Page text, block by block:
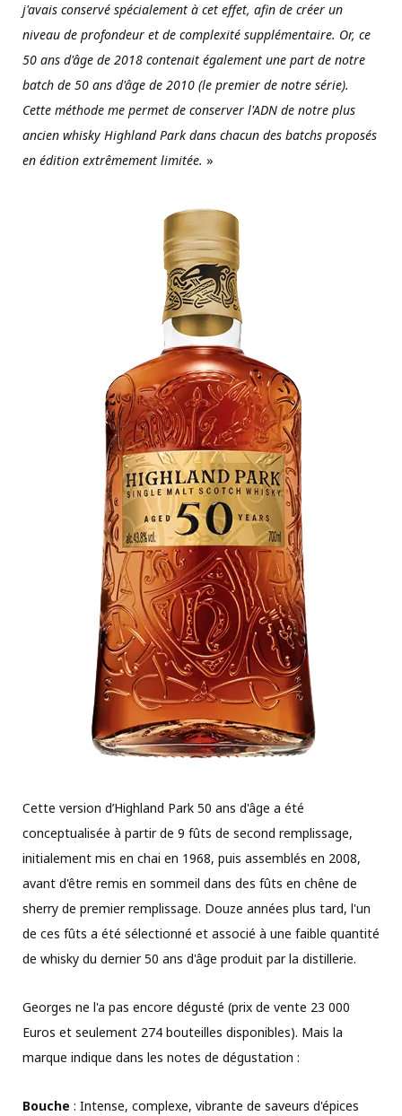
j'avais conservé spécialement à cet effet, afin de créer un
niveau de profondeur et de complexité supplémentaire. Or, ce
50 ans d'âge de 2018 contenait également une part de notre
batch de 50 ans d'âge de 2010 (le premier de notre série).
Cette méthode me permet de conserver l'ADN de notre plus
ancien whisky Highland Park dans chacun des batchs proposés
en édition extrêmement limitée. »
Cette version d’Highland Park 50 ans d'âge a été
conceptualisée à partir de 9 fûts de second remplissage,
initialement mis en chai en 1968, puis assemblés en 2008,
avant d'être remis en sommeil dans des fûts en chêne de
sherry de premier remplissage. Douze années plus tard, l'un
de ces fûts a été sélectionné et associé à une faible quantité
de whisky du dernier 50 ans d'âge produit par la distillerie.
Georges ne l'a pas encore dégusté (prix de vente 23 000
Euros et seulement 274 bouteilles disponibles). Mais la
marque indique dans les notes de dégustation :
Bouche : Intense, complexe, vibrante de saveurs d'épices